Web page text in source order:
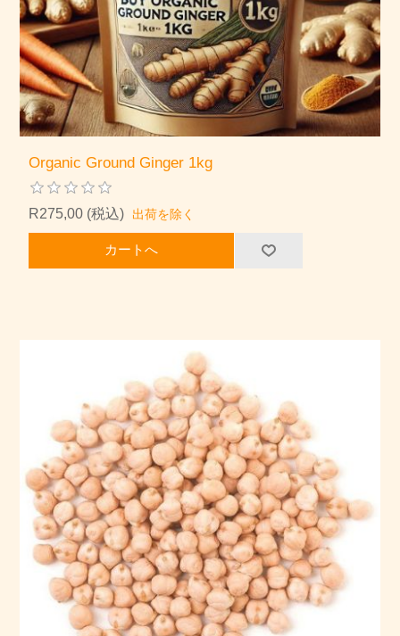
Organic Ground Ginger 1kg
R275,00 (税込) 出荷を除く
カートへ